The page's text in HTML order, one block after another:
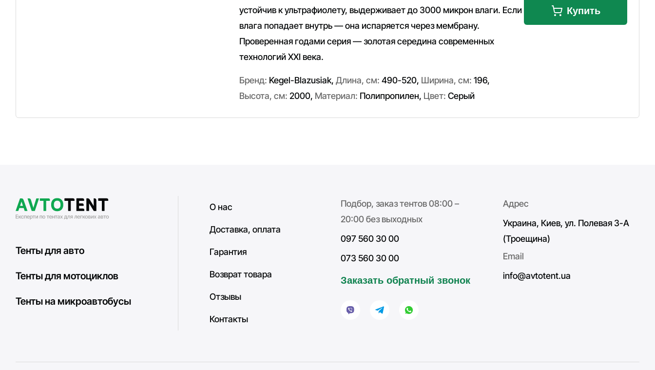
устойчив к ультрафиолету, выдерживает до 3000 микрон влаги. Если
влага попадает внутрь — она испаряется через мембрану.
Проверенная годами серия — золотая середина современных
технологий XXI века.
Бренд: Kegel-Blazusiak, Длина, см: 490-520, Ширина, см: 196,
Высота, см: 2000, Материал: Полипропилен, Цвет: Серый
Купить
Тенты для авто
Тенты для мотоциклов
Тенты на микроавтобусы
О нас
Доставка, оплата
Гарантия
Возврат товара
Отзывы
Контакты
Подбор, заказ тентов 08:00 –
20:00 без выходных
097 560 30 00
073 560 30 00
Заказать обратный звонок
Адрес
Украина, Киев, ул. Полевая 3-А
(Троещина)
Email
info@avtotent.ua